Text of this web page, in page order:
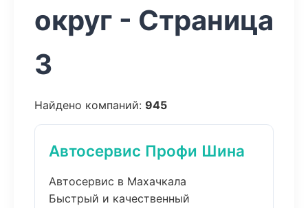
округ - Страница
3
Найдено компаний: 945
Автосервис Профи Шина
Автосервис в Махачкала
Быстрый и качественный